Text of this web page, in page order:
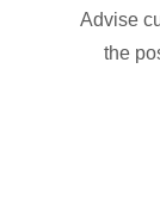
Advise
the